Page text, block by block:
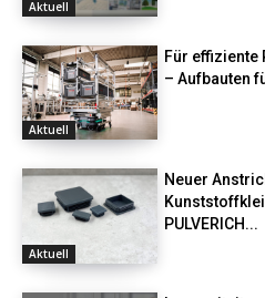
Aktuell
Aktuell
Für
– Aufbauten
Aktuell
Neuer
PULVERICH...